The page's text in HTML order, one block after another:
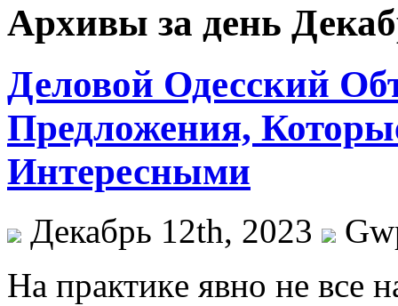
Архивы за день
Деловой Одесский
Предложения,
Интересными
Декабрь 12th, 2023
Нa прaктикe явно не все